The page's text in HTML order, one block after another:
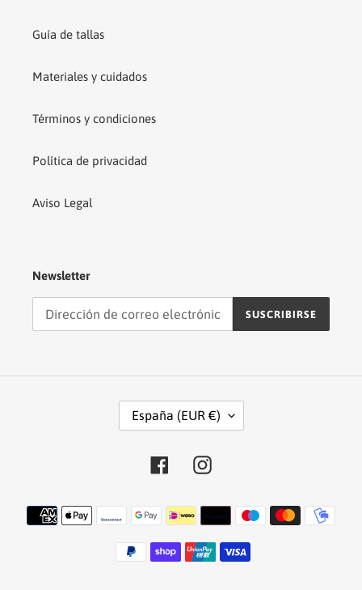
Guía de tallas
Materiales y cuidados
Términos y condiciones
Política de privacidad
Aviso Legal
Newsletter
SUSCRIBIRSE
A
E
G
I
Ó
España (EUR €)
FacebookInstagram
Métodos
de
pago